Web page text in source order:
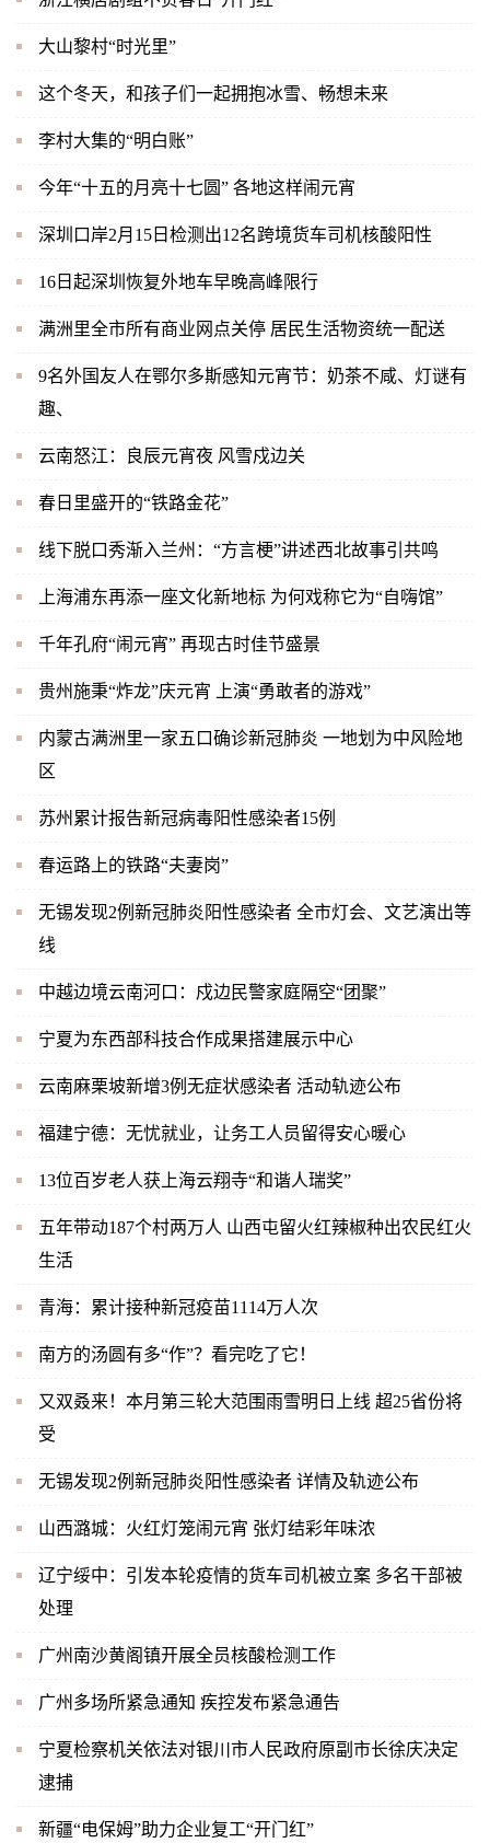
大山黎村“时光里”
这个冬天，和孩子们一起拥抱冰雪、畅想未来
李村大集的“明白账”
今年“十五的月亮十七圆” 各地这样闹元宵
深圳口岸2月15日检测出12名跨境货车司机核酸阳性
16日起深圳恢复外地车早晚高峰限行
满洲里全市所有商业网点关停 居民生活物资统一配送
9名外国友人在鄂尔多斯感知元宵节：奶茶不咸、灯谜有
趣、
云南怒江：良辰元宵夜 风雪戍边关
春日里盛开的“铁路金花”
线下脱口秀渐入兰州：“方言梗”讲述西北故事引共鸣
上海浦东再添一座文化新地标 为何戏称它为“自嗨馆”
千年孔府“闹元宵” 再现古时佳节盛景
贵州施秉“炸龙”庆元宵 上演“勇敢者的游戏”
内蒙古满洲里一家五口确诊新冠肺炎 一地划为中风险地
区
苏州累计报告新冠病毒阳性感染者15例
春运路上的铁路“夫妻岗”
无锡发现2例新冠肺炎阳性感染者 全市灯会、文艺演出等
线
中越边境云南河口：戍边民警家庭隔空“团聚”
宁夏为东西部科技合作成果搭建展示中心
云南麻栗坡新增3例无症状感染者 活动轨迹公布
福建宁德：无忧就业，让务工人员留得安心暖心
13位百岁老人获上海云翔寺“和谐人瑞奖”
五年带动187个村两万人 山西屯留火红辣椒种出农民红火
生活
青海：累计接种新冠疫苗1114万人次
南方的汤圆有多“作”？看完吃了它！
又双叒来！本月第三轮大范围雨雪明日上线 超25省份将
受
无锡发现2例新冠肺炎阳性感染者 详情及轨迹公布
山西潞城：火红灯笼闹元宵 张灯结彩年味浓
辽宁绥中：引发本轮疫情的货车司机被立案 多名干部被
处理
广州南沙黄阁镇开展全员核酸检测工作
广州多场所紧急通知 疾控发布紧急通告
宁夏检察机关依法对银川市人民政府原副市长徐庆决定
逮捕
新疆“电保姆”助力企业复工“开门红”